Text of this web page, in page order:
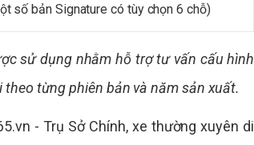
số bản Signature có tùy chọn 6 chỗ)
sử dụng nhằm hỗ trợ tư vấn cấu hình
từng phiên bản và năm sản xuất.
- Trụ Sở Chính, xe thường xuyên di